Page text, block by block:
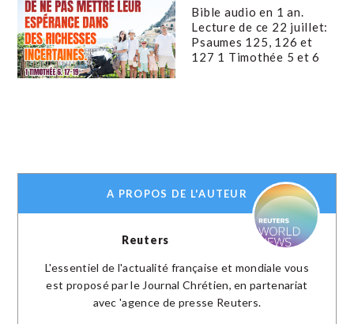
Bible audio en 1 an.
Lecture de ce 22 juillet:
Psaumes 125, 126 et
127 1 Timothée 5 et 6
A PROPOS DE L'AUTEUR
Reuters
L'essentiel de l'actualité française et mondiale vous
est proposé par le Journal Chrétien, en partenariat
avec 'agence de presse Reuters.